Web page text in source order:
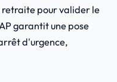
pour valider le
garantit une pose
d'urgence,